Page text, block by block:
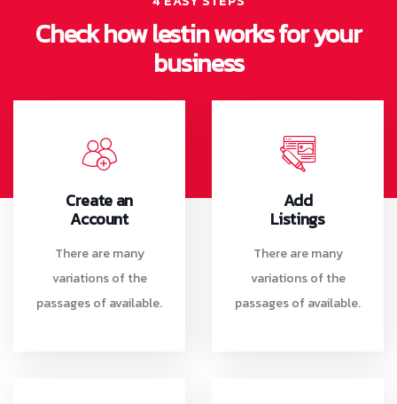
Check how lestin works for your
business
Create an
Account
There are many
variations of the
passages of available.
Add
Listings
There are many
variations of the
passages of available.